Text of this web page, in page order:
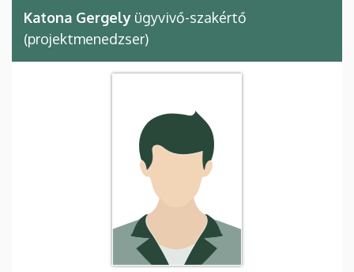
Katona Gergely ügyvivő-szakértő
(projektmenedzser)